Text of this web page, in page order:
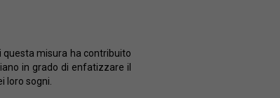
questa misura ha contribuito
in grado di enfatizzare il
loro sogni.